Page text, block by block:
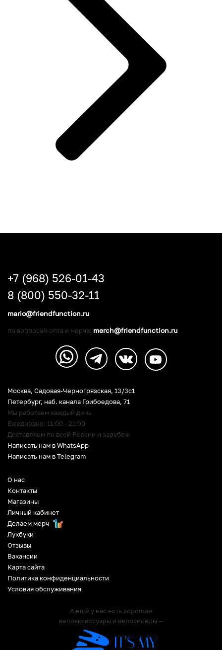
О нас
Контакты
Магазины
Личный кабинет
Делаем мерч
Лукбуки
Отзывы
Вакансии
Карта сайта
Политика конфиденциальности
Условия обслуживания
А ещё у нас есть хорошие
велоаксессуары и велосипеды —
Москва, Садовая-Черногрязская, 13/3c1
Петербург, наб. канала Грибоедова, 71
Мы работаем каждый день
Ежедневно: 11:00 - 21:00
Доставляем по всей России и зарубеж
Написать нам в WhatsApp
Написать нам в Telegram
+7 (968) 526-01-43
8 (800) 550-32-11
mario@friendfunction.ru
по вопросам опта и мерча: merch@friendfunction.ru